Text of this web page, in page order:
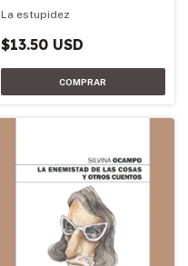
La estupidez
$13.50 USD